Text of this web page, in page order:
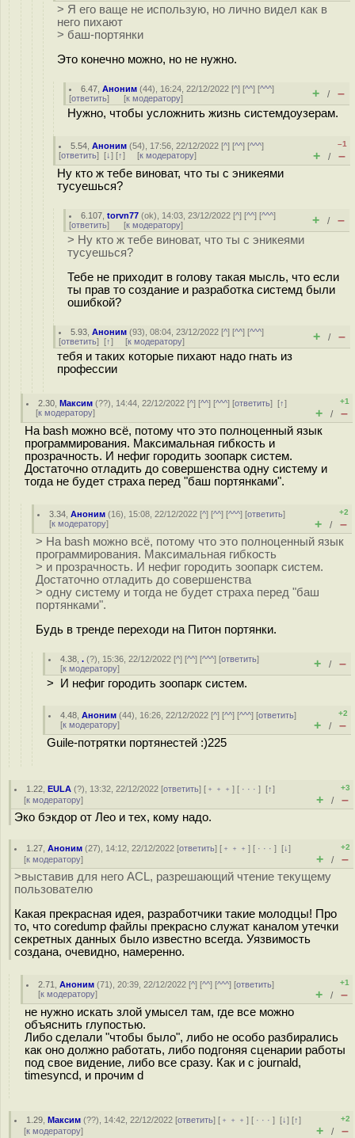
> Я его ваще не использую, но лично видел как в
него пихают
> баш-портянки
Это конечно можно, но не нужно.
6.47 ,Аноним (44), 16:24, 22/12/2022 [^] [^^] [^^^]
[ответить] [к модератору] + / –
Нужно, чтобы усложнить жизнь системдоузерам.
5.54 ,Аноним (54), 17:56, 22/12/2022 [^] [^^] [^^^]
[ответить] [↓] [↑] [к модератору]
–1
+ / –
Ну кто ж тебе виноват, что ты с эникеями
тусуешься?
6.107 ,torvn77 (ok), 14:03, 23/12/2022 [^] [^^] [^^^]
[ответить] [к модератору] + / –
> Ну кто ж тебе виноват, что ты с эникеями
тусуешься?
Тебе не приходит в голову такая мысль, что если
ты прав то создание и разработка системд были
ошибкой?
5.93 ,Аноним (93), 08:04, 23/12/2022 [^] [^^] [^^^]
[ответить] [↑] [к модератору] + / –
тебя и таких которые пихают надо гнать из
профессии
2.30 ,Максим (??), 14:44, 22/12/2022 [^] [^^] [^^^] [ответить][↑]
[к модератору]
+1
+ / –
На bash можно всё, потому что это полноценный язык
программирования. Максимальная гибкость и
прозрачность. И нефиг городить зоопарк систем.
Достаточно отладить до совершенства одну систему и
тогда не будет страха перед "баш портянками".
3.34 ,Аноним (16), 15:08, 22/12/2022 [^] [^^] [^^^] [ответить]
[к модератору]
+2
+ / –
> На bash можно всё, потому что это полноценный язык
программирования. Максимальная гибкость
> и прозрачность. И нефиг городить зоопарк систем.
Достаточно отладить до совершенства
> одну систему и тогда не будет страха перед "баш
портянками".
Будь в тренде переходи на Питон портянки.
4.38 ,. (?), 15:36, 22/12/2022 [^] [^^] [^^^] [ответить]
[к модератору] + / –
> И нефиг городить зоопарк систем.
4.48 ,Аноним (44), 16:26, 22/12/2022 [^] [^^] [^^^] [ответить]
[к модератору]
+2
+ / –
Guile-потрятки портянестей :)225
1.22 ,EULA (?), 13:32, 22/12/2022 [ответить] [ ﹢﹢﹢] [ · · ·][↑]
[к модератору]
+3
+ / –
Эко бэкдор от Лео и тех, кому надо.
1.27 ,Аноним (27), 14:12, 22/12/2022 [ответить] [ ﹢﹢﹢] [ · · ·][↓]
[к модератору]
+2
+ / –
>выставив для него ACL, разрешающий чтение текущему
пользователю
Какая прекрасная идея, разработчики такие молодцы! Про
то, что coredump файлы прекрасно служат каналом утечки
секретных данных было известно всегда. Уязвимость
создана, очевидно, намеренно.
2.71 ,Аноним (71), 20:39, 22/12/2022 [^] [^^] [^^^] [ответить]
[к модератору]
+1
+ / –
не нужно искать злой умысел там, где все можно
объяснить глупостью.
Либо сделали "чтобы было", либо не особо разбирались
как оно должно работать, либо подгоняя сценарии работы
под свое видение, либо все сразу. Как и с journald,
timesyncd, и прочим d
1.29 ,Максим (??), 14:42, 22/12/2022 [ответить] [ ﹢﹢﹢] [ · · ·][↓] [↑]
[к модератору]
+2
+ / –